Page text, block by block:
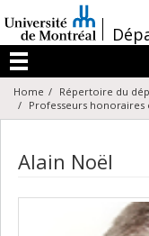
au
contenu
/
Menu
Home
Répertoire du
Professeurs honoraires
Alain Noël